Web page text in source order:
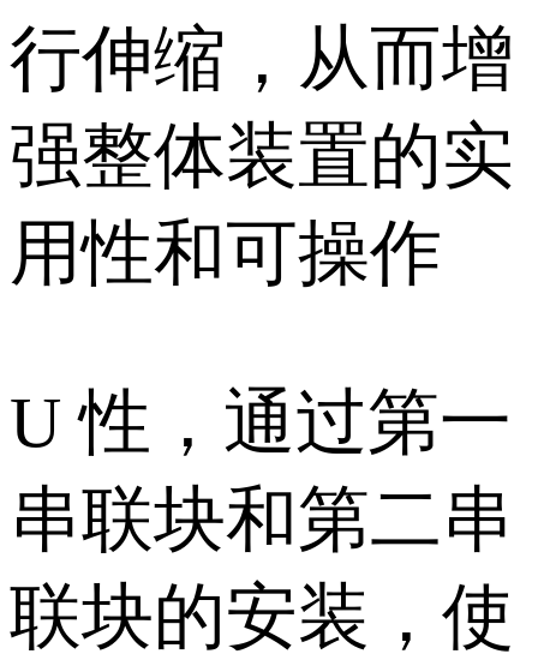
行伸缩，从而增
强整体装置的实
用性和可操作
U 性，通过第一
串联块和第二串
联块的安装，使